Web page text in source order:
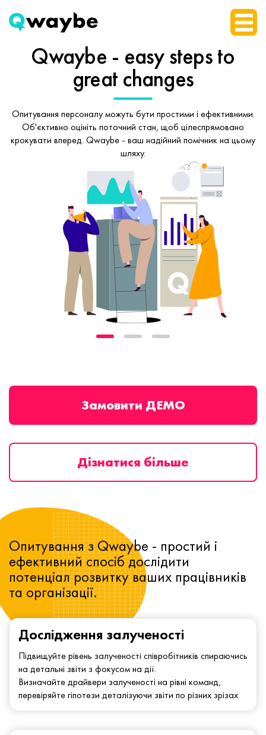
Qwaybe - easy stepsto
great changes
Опитування персоналу можуть бути простими і ефективними.
Об'єктивно оцініть поточний стан, щоб цілеспрямовано
крокувати вперед. Qwaybe - ваш надійний помічник на цьому
шляху.
Замовити ДЕМО
Дізнатися більше
Дослідження залученості
Підвищуйте рівень залученості співробітників спираючись
на детальні звіти з фокусом на дії.
Визначайте драйвери залученості на рівні команд,
перевіряйте гіпотези деталізуючи звіти по різних зрізах
Опитування з Qwaybe - простий і
ефективний спосіб дослідити
потенціал розвитку ваших працівників
та організації.